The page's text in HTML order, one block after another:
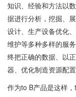
知识、经验和方法以
据进行分析，挖掘、
设计、生产设备优化
维护等多种多样的服
终把正确的数据、以
器、优化制造资源配置
作为to B产品是这样